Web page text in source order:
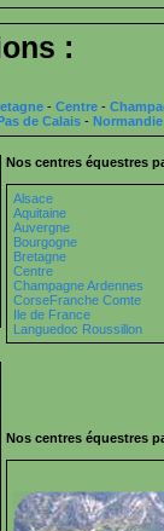
:
- Centre -
de Calais- Normandie
Nos centres équestres
Alsace
Aquitaine
Auvergne
Bourgogne
Bretagne
Centre
Champagne Ardennes
CorseFranche Comte
Ile de France
Languedoc Roussillon
Nos centres équestres